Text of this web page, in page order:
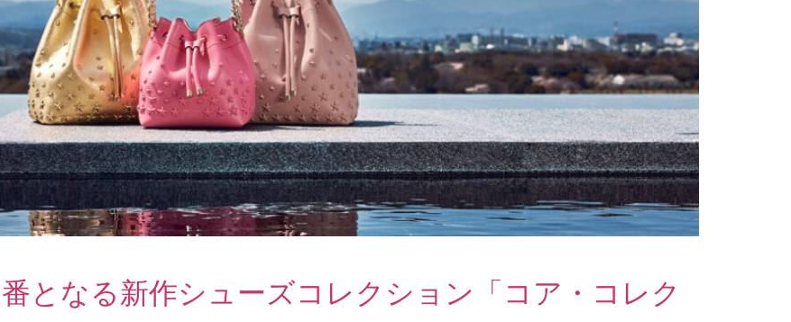
となる新作シューズコレクション「コア・コレク